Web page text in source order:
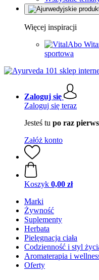
Więcej inspiracji
sportowa
Zaloguj się
Zaloguj się teraz
Jesteś tu po raz
Załóż konto
Koszyk 0,00 zł
Marki
Żywność
Suplementy
Herbata
Pielęgnacja ciała
Codzienność i styl
Aromaterapia i
Oferty